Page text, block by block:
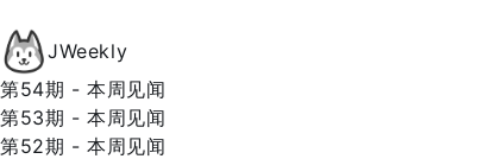
JWeekly
第54期 - 本周见闻
第53期 - 本周见闻
第52期 - 本周见闻